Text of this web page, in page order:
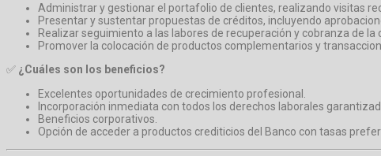
Administrar y gestionar el portafolio de clientes, realizando visitas
Presentar y sustentar propuestas de créditos, incluyendo
Realizar seguimiento a las labores de recuperación y cobranza de la
Promover la colocación de productos complementarios y
✅ ¿Cuáles son los beneficios?
Excelentes oportunidades de crecimiento profesional.
Incorporación inmediata con todos los derechos laborales
Beneficios corporativos.
Opción de acceder a productos crediticios del Banco con tasas